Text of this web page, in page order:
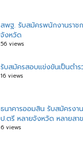
สพฐ. รับสมัครพนักงานราช
จังหวัด
56 views
รับสมัครสอบแข่งขันเป็นตำ
16 views
ธนาคารออมสิน รับสมัครงา
ป.ตรี หลายจังหวัด หลายสา
6 views